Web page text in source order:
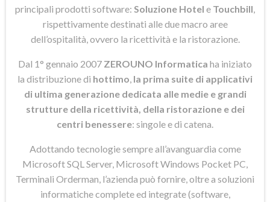
principali prodotti software: Soluzione Hotel e Touchbill
rispettivamente destinati alle due macro aree
dell’ospitalità, ovvero la ricettività e la ristorazione.
Dal 1° gennaio 2007 ZEROUNO Informatica ha iniziato
la distribuzione di hottimo la prima suite di applicativi
di ultima generazione dedicata alle medie e grandi
strutture della ricettività, della ristorazione e dei
centri benessere: singole e di catena.
Adottando tecnologie sempre all’avanguardia come
Microsoft SQL Server, Microsoft Windows Pocket PC,
Terminali Orderman, l’azienda può fornire, oltre a soluzioni
informatiche complete ed integrate (software,